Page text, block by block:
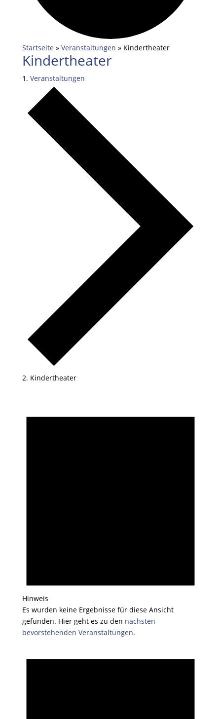
Startseite » Veranstaltungen » Kindertheater
Kindertheater
Veranstaltungen
Kindertheater
Hinweis
Es wurden keine Ergebnisse für diese Ansicht
gefunden. Hier geht es zu den nächsten
bevorstehenden Veranstaltungen.